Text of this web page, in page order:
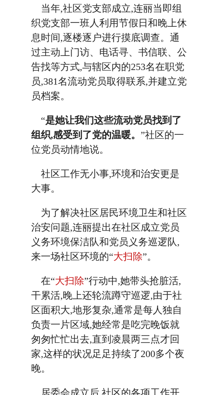
当年,社区党支部成立,连丽当即组
织党支部一班人利用节假日和晚上休
息时间,逐楼逐户进行摸底调查。通
过主动上门访、电话寻、书信联、公
告找等方式,与辖区内的253名在职党
员,381名流动党员取得联系,并建立党
员档案。
“是她让我们这些流动党员找到了
组织,感受到了党的温暖。 ”社区的一
位党员动情地说。
社区工作无小事,环境和治安更是
大事。
为了解决社区居民环境卫生和社区
治安问题,连丽提出在社区成立党员
义务环境保洁队和党员义务巡逻队,
来一场社区环境的“大扫除”。
在“大扫除”行动中,她带头抢脏活,
干累活,晚上还轮流蹲守巡逻,由于社
区面积大,地形复杂,通常是每人独自
负责一片区域,她经常是吃完晚饭就
匆匆忙忙出去,直到凌晨两三点才回
家,这样的状况足足持续了200多个夜
晚。
居委会成立后,社区的各项工作开